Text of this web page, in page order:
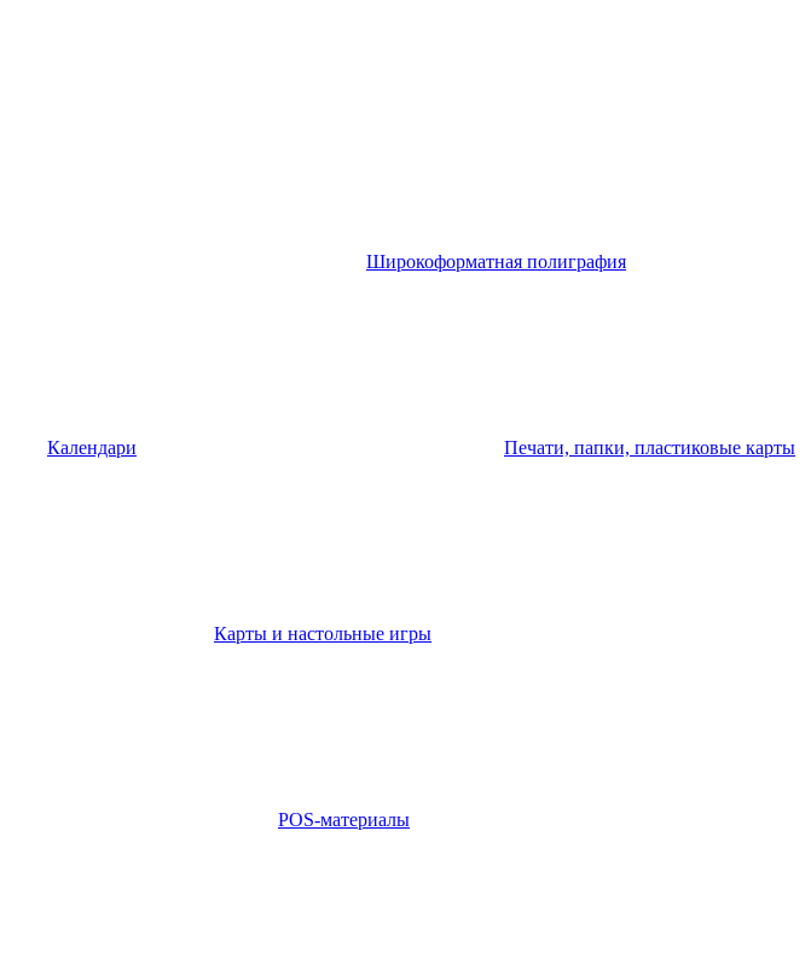
Широкоформатная полиграфия
Календари Печати, папки, пластиковые карты
Карты и настольные игры
POS-материалы